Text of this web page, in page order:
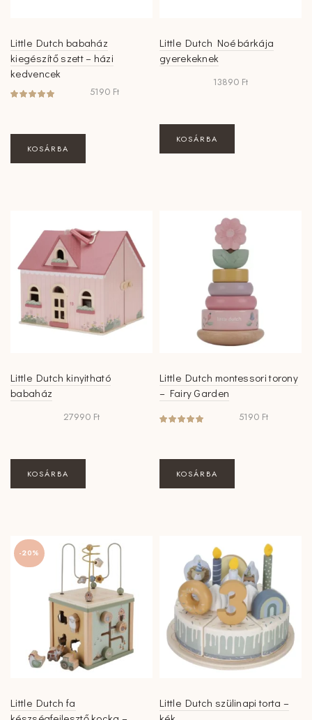
Little Dutch babaház
kiegészítő szett – házi
kedvencek
5190 Ft
KOSÁRBA
Little Dutch Noé bárkája
gyerekeknek
13890 Ft
KOSÁRBA
Little Dutch kinyitható
babaház
27990 Ft
KOSÁRBA
Little Dutch montessori torony
– Fairy Garden
5190 Ft
KOSÁRBA
-20%
Little Dutch fa
Little Dutch szülinapi torta –